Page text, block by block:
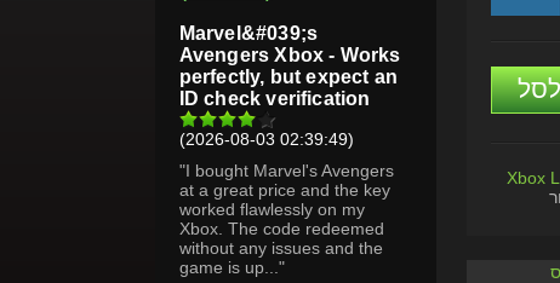
Marvel&#039;s
Avengers Xbox - Works
perfectly, but expect an
ID check verification
(2026-08-03 02:39:49)
"I bought Marvel's Avengers
at a great price and the key
worked flawlessly on my
Xbox. The code redeemed
without any issues and the
game is up..."
Xbox